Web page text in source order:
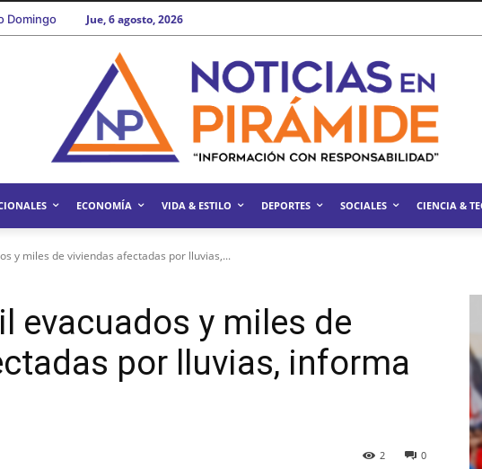
Domingo Jue, 6 agosto, 2026
ECONOMÍA VIDA & ESTILO DEPORTES SOCIALES CIENCIA &
y miles de viviendas afectadas por lluvias,...
evacuados y miles de
por lluvias, informa
0
2